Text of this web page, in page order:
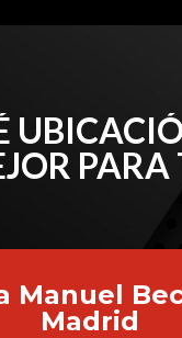
PARA
Manuel
Madrid